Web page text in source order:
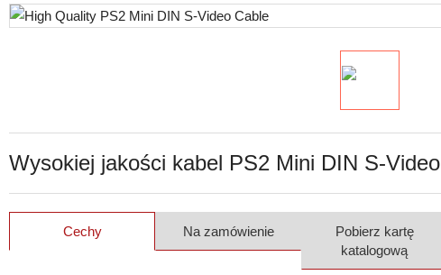
Wysokiej jakości kabel PS2 Mini DIN S-Video
Cechy Na zamówienie
Pobierz kartę
katalogową